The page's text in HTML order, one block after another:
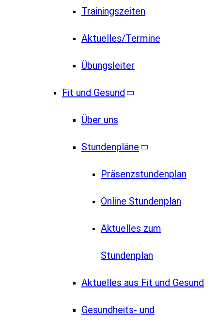
Trainingszeiten
Aktuelles/Termine
Übungsleiter
Fit und Gesund
Über uns
Stundenpläne
Präsenzstundenplan
Online Stundenplan
Aktuelles zum
Stundenplan
Aktuelles aus Fit und Gesund
Gesundheits- und